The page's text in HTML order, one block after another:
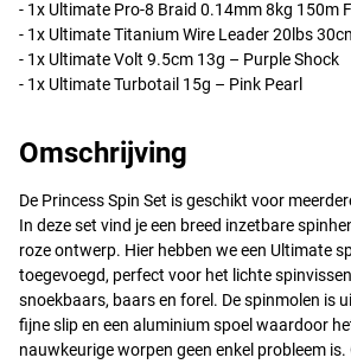
- 1x Ultimate Pro-8 Braid 0.14mm 8kg 150m
- 1x Ultimate Titanium Wire Leader 20lbs
- 1x Ultimate Volt 9.5cm 13g – Purple Shock
- 1x Ultimate Turbotail 15g – Pink Pearl
Omschrijving
De Princess Spin Set is geschikt voor
In deze set vind je een breed inzetbare
roze ontwerp. Hier hebben we een Ultimate
toegevoegd, perfect voor het lichte
snoekbaars, baars en forel. De spinmolen is
fijne slip en een aluminium spoel waardoor
nauwkeurige worpen geen enkel probleem